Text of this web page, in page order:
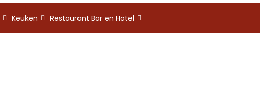
Keuken Restaurant Bar en Hotel